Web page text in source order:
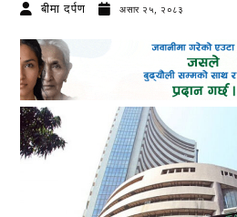
बीमा दर्पण असार २५, २०८३